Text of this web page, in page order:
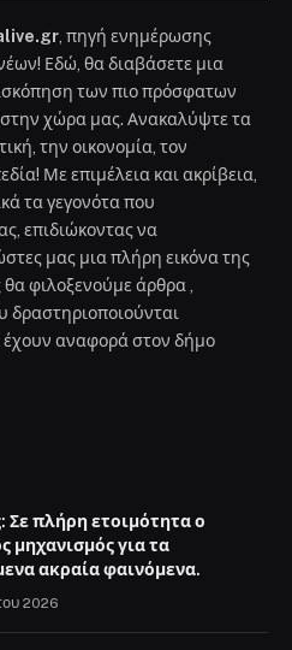
, πηγή ενημέρωσης
Εδώ, θα διαβάσετε μια
των πιο πρόσφατων
χώρα μας. Ανακαλύψτε τα
την οικονομία, τον
Με επιμέλεια και ακρίβεια,
τα γεγονότα που
επιδιώκοντας να
μας μια πλήρη εικόνα της
φιλοξενούμε άρθρα ,
δραστηριοποιούνται
έχουν αναφορά στον δήμο
Σε πλήρη ετοιμότητα ο
μηχανισμός για τα
ακραία φαινόμενα.
2026